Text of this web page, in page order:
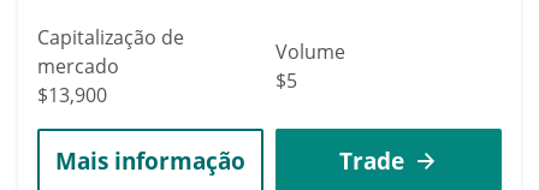
Capitalização de
mercado
$13,900
Volume
$5
Mais informação Trade